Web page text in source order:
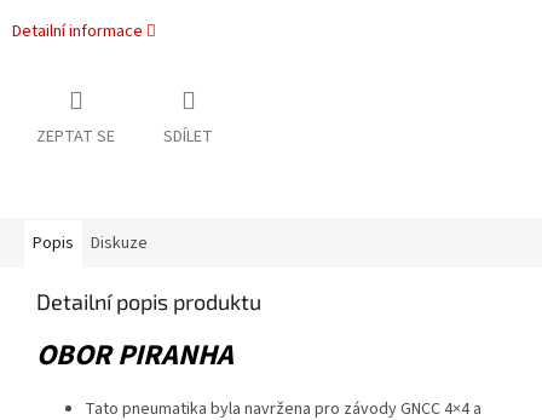
Detailní informace
ZEPTAT SE SDÍLET
Popis Diskuze
Detailní popis produktu
OBOR PIRANHA
Tato pneumatika byla navržena pro závody GNCC 4×4 a